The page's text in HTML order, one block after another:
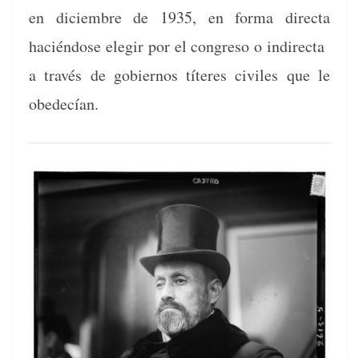
en diciem­bre de 1935, en for­ma direc­ta
hacién­dose ele­gir por el con­gre­so o indi­rec­ta
a través de gob­ier­nos títeres civiles que le
obedecían.